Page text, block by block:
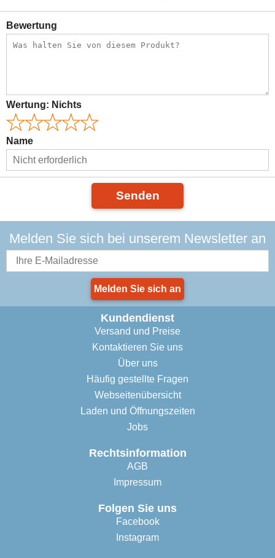
Bewertung
Wertung: Nichts
Name
Senden
Melden Sie sich bei unserem Newsletter an
Melden Sie sich an
Kundendienst
Versand und Preise
Kontaktieren Sie uns
Über uns
Häufig gestellte Fragen
Webseitenübersicht
Laden und Öffnungszeiten
Jobs
Rechtsinformation
AGB
Impressum
Folgen Sie uns
Facebook
Instagram